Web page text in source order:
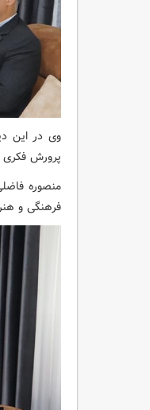
وی در این
پرورش فکری
فرهنگی و